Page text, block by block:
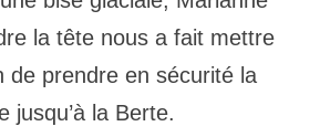
la tête nous a fait mettre
de prendre en sécurité la
jusqu’à la Berte.